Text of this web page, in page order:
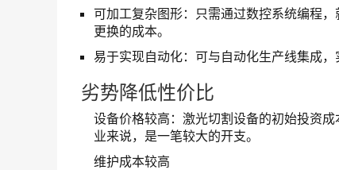
可加工复杂图形：只需通过数控系统编程
更换的成本。
易于实现自动化：可与自动化生产线集成
劣势降低性价比
设备价格较高：激光切割设备的初始投资
业来说，是一笔较大的开支。
维护成本较高